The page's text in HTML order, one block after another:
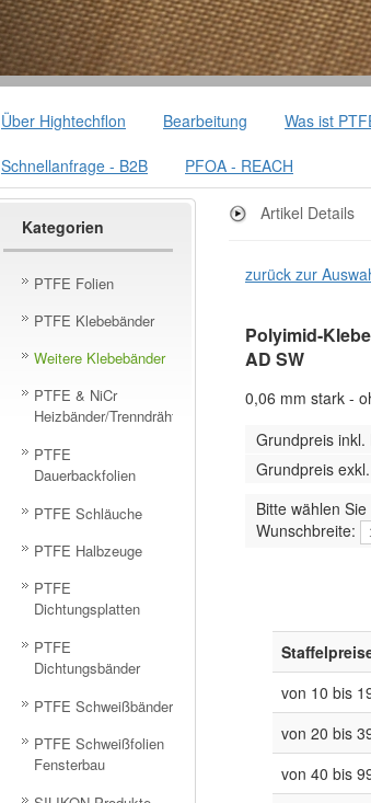
Über Hightechflon Bearbeitung Was ist
Schnellanfrage - B2B PFOA - REACH
Kategorien
PTFE Folien
PTFE Klebebänder
Weitere Klebebänder
PTFE & NiCr
Heizbänder/Trenndrähte
PTFE
Dauerbackfolien
PTFE Schläuche
PTFE Halbzeuge
PTFE
Dichtungsplatten
PTFE
Dichtungsbänder
PTFE Schweißbänder
PTFE Schweißfolien
Fensterbau
Artikel Details
zurück zur
Polyimid-
AD SW
0,06 mm stark -
Grundpreis inkl.
Grundpreis
Bitte wählen
Wunschbreite:
von 10 bis
von 20 bis
von 40 bis